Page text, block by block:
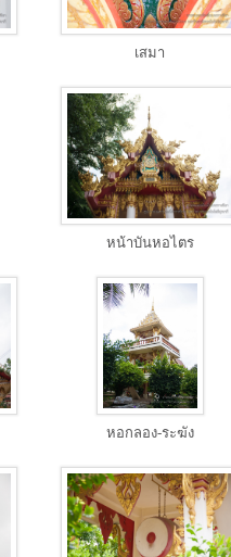
เสมา
หน้าบันหอไตร
หอกลอง-ระฆัง